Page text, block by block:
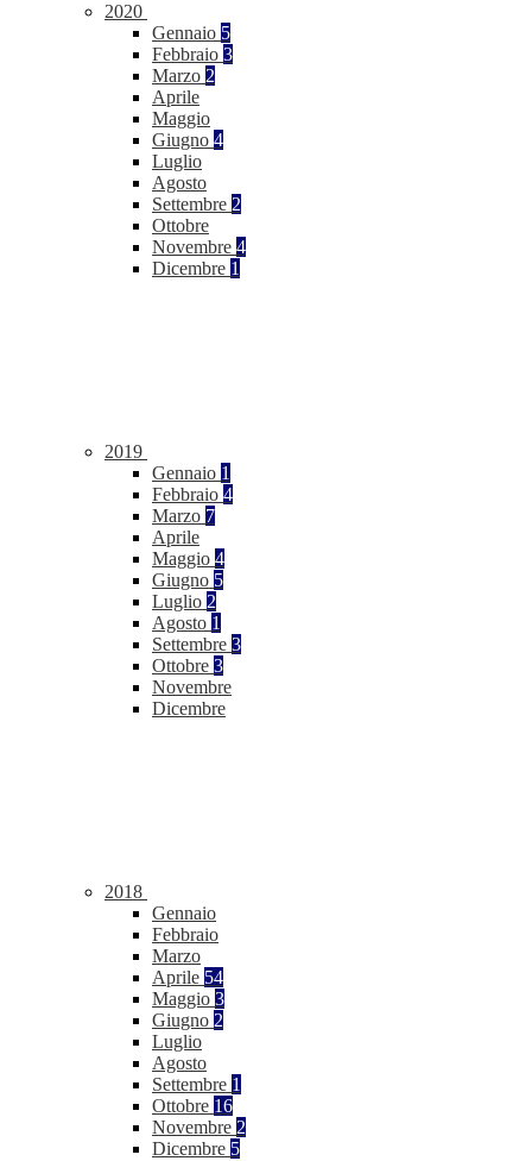
2020
Gennaio 5
Febbraio 3
Marzo 2
Aprile
Maggio
Giugno 4
Luglio
Agosto
Settembre 2
Ottobre
Novembre 4
Dicembre 1
2019
Gennaio 1
Febbraio 4
Marzo 7
Aprile
Maggio 4
Giugno 5
Luglio 2
Agosto 1
Settembre 3
Ottobre 3
Novembre
Dicembre
2018
Gennaio
Febbraio
Marzo
Aprile 54
Maggio 3
Giugno 2
Luglio
Agosto
Settembre 1
Ottobre 16
Novembre 2
Dicembre 5